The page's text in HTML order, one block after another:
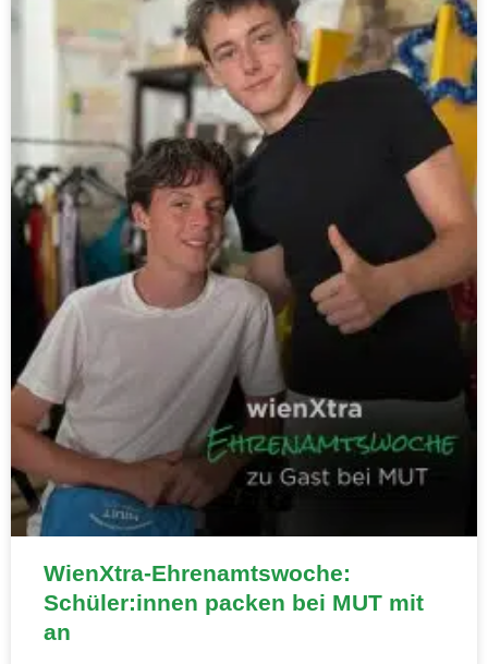
WienXtra-Ehrenamtswoche:
Schüler:innen packen bei MUT mit
an